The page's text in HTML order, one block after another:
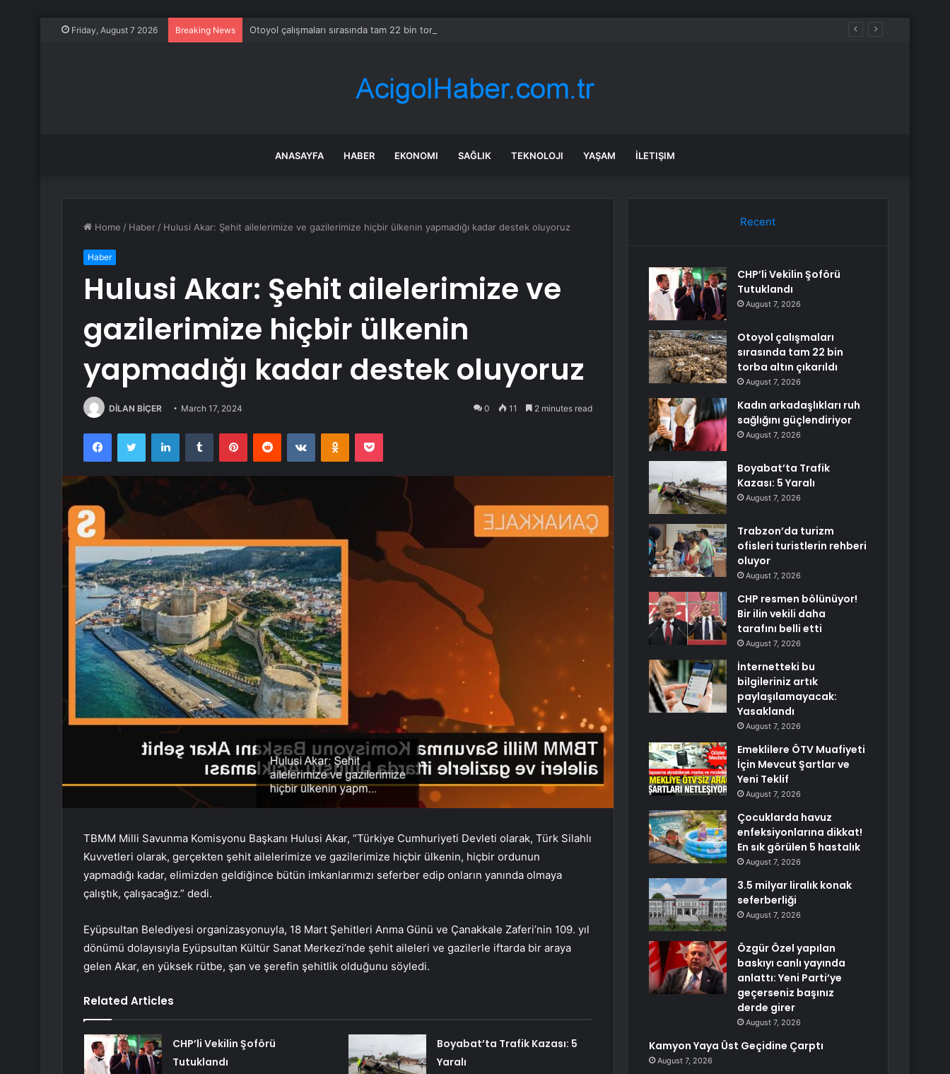
Friday, August 7 2026 Breaking News Otoyol çalışmaları sırasında tam 22 bin torba altın çıkarıldı
ANASAYFA HABER EKONOMI SAĞLIK TEKNOLOJI YAŞAM İLETIŞIM
Home / Haber / Hulusi Akar: Şehit ailelerimize ve gazilerimize hiçbir ülkenin yapmadığı kadar destek oluyoruz
Haber
Hulusi Akar: Şehit ailelerimize ve
gazilerimize hiçbir ülkenin
yapmadığı kadar destek oluyoruz
DİLAN BİÇER March 17, 2024 0 11 2 minutes read
FacebookTwitter LinkedInTumblr PinterestReddit VKontakteOdnoklassniki
Pocket
TBMM Milli Savunma Komisyonu Başkanı Hulusi Akar, “Türkiye Cumhuriyeti Devleti olarak, Türk Silahlı
Kuvvetleri olarak, gerçekten şehit ailelerimize ve gazilerimize hiçbir ülkenin, hiçbir ordunun
yapmadığı kadar, elimizden geldiğince bütün imkanlarımızı seferber edip onların yanında olmaya
çalıştık, çalışacağız.” dedi.
Eyüpsultan Belediyesi organizasyonuyla, 18 Mart Şehitleri Anma Günü ve Çanakkale Zaferi’nin 109. yıl
dönümü dolayısıyla Eyüpsultan Kültür Sanat Merkezi’nde şehit aileleri ve gazilerle iftarda bir araya
gelen Akar, en yüksek rütbe, şan ve şerefin şehitlik olduğunu söyledi.
Related Articles
CHP’li Vekilin Şoförü
Tutuklandı
Boyabat’ta Trafik Kazası: 5
Yaralı
Recent
CHP’li Vekilin Şoförü
Tutuklandı
August 7, 2026
Otoyol çalışmaları
sırasında tam 22 bin
torba altın çıkarıldı
August 7, 2026
Kadın arkadaşlıkları ruh
sağlığını güçlendiriyor
August 7, 2026
Boyabat’ta Trafik
Kazası: 5 Yaralı
August 7, 2026
Trabzon’da turizm
ofisleri turistlerin rehberi
oluyor
August 7, 2026
CHP resmen bölünüyor!
Bir ilin vekili daha
tarafını belli etti
August 7, 2026
İnternetteki bu
bilgileriniz artık
paylaşılamayacak:
Yasaklandı
August 7, 2026
Emeklilere ÖTV Muafiyeti
İçin Mevcut Şartlar ve
Yeni Teklif
August 7, 2026
Çocuklarda havuz
enfeksiyonlarına dikkat!
En sık görülen 5 hastalık
August 7, 2026
3.5 milyar liralık konak
seferberliği
August 7, 2026
Özgür Özel yapılan
baskıyı canlı yayında
anlattı: Yeni Parti’ye
geçerseniz başınız
derde girer
August 7, 2026
Kamyon Yaya Üst Geçidine Çarptı
August 7, 2026